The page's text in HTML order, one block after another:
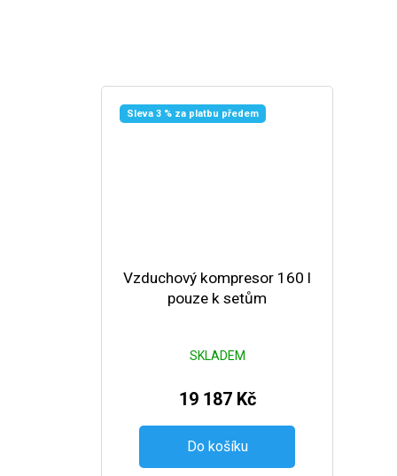
Sleva 3 % za platbu předem
Vzduchový kompresor 160 l
pouze k setům
SKLADEM
19 187 Kč
Do košíku